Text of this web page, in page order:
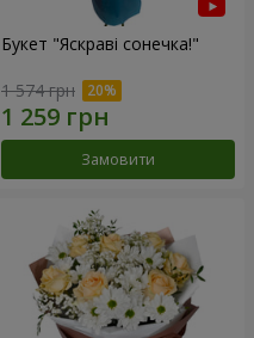
Букет "Яскраві сонечка!"
1 574 грн
Замовити